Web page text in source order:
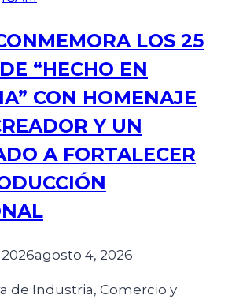
LOS 25
“HECHO EN
CON HOMENAJE
Y UN
A FORTALECER
agosto 4, 2026
de Industria, Comercio y